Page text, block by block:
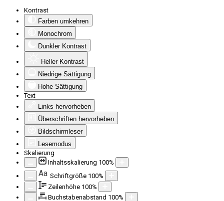
Kontrast
Farben umkehren
Monochrom
Dunkler Kontrast
Heller Kontrast
Niedrige Sättigung
Hohe Sättigung
Text
Links hervorheben
Überschriften hervorheben
Bildschirmleser
Lesemodus
Skalierung
Inhaltsskalierung 100%
Aa Schriftgröße 100%
Zeilenhöhe 100%
Buchstabenabstand 100%